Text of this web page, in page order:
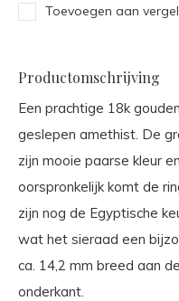
Toevoegen aan
Productomschrijving
Een prachtige 18k
geslepen amethist. De
zijn mooie paarse kleur
oorspronkelijk komt de
zijn nog de Egyptische
wat het sieraad een
ca. 14,2 mm breed aan
onderkant.